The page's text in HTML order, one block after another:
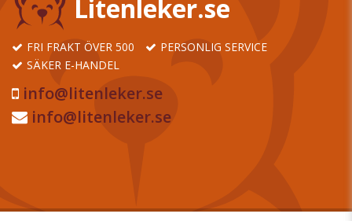
Litenleker.se
FRI FRAKT ÖVER 500
PERSONLIG SERVICE
SÄKER E-HANDEL
info@litenleker.se
info@litenleker.se